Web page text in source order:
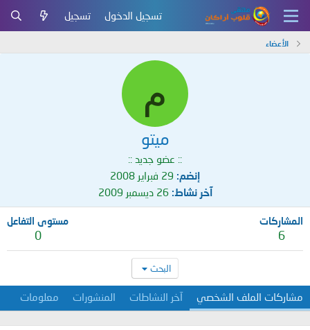
تسجيل الدخول تسجيل
الأعضاء
م
ميتو
:: عضو جديد ::
إنضم 29 فبراير 2008
آخر نشاط 26 ديسمبر 2009
المشاركات
6
مستوى التفاعل
0
البحث
مشاركات الملف الشخصي آخر النشاطات المنشورات معلومات